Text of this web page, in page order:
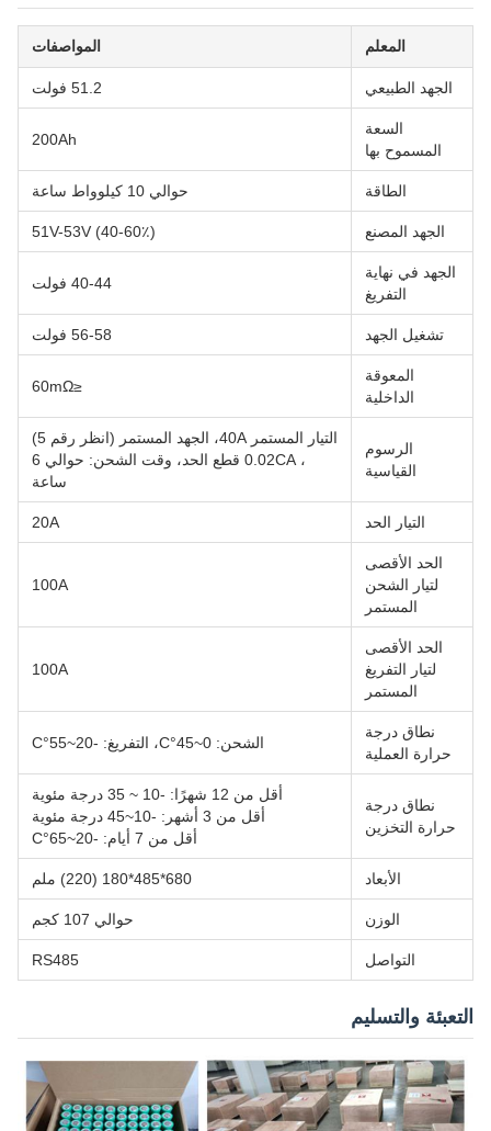
المعلم المواصفات
الجهد الطبيعي 51.2 فولت
السعة
المسموح بها
200Ah
الطاقة حوالي 10 كيلوواط ساعة
الجهد المصنع 51V-53V (40-60٪)
الجهد في نهاية
التفريغ
40-44 فولت
تشغيل الجهد 56-58 فولت
المعوقة
الداخلية
≤60mΩ
الرسوم
القياسية
التيار المستمر 40A، الجهد المستمر (انظر رقم 5)
، 0.02CA قطع الحد، وقت الشحن: حوالي 6
ساعة
التيار الحد 20A
الحد الأقصى
لتيار الشحن
المستمر
100A
الحد الأقصى
لتيار التفريغ
المستمر
100A
نطاق درجة
حرارة العملية
الشحن: 0~45°C، التفريغ: -20~55°C
نطاق درجة
حرارة التخزين
أقل من 12 شهرًا: -10 ~ 35 درجة مئوية
أقل من 3 أشهر: -10~45 درجة مئوية
أقل من 7 أيام: -20~65°C
الأبعاد 680*485*180 (220) ملم
الوزن حوالي 107 كجم
التواصل RS485
التعبئة والتسليم